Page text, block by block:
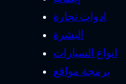
ادوات نجارة
البشرة
انواع السيارات
برمجة مواقع